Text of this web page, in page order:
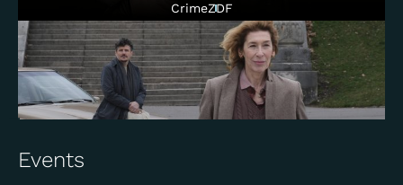
MysteryNetflix & ORF
Inga Lindström
RomanceZDF
CrimeZDF
Events